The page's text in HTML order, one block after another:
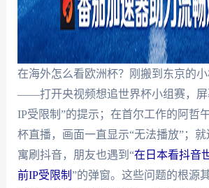
在海外怎么看欧洲杯？刚搬到东京的
——打开央视频想追世界杯小组赛，屏
IP受限制”的提示；在首尔工作的阿哲
杯直播，画面一直显示“无法播放”；
寓刷抖音，朋友也遇到“在日本看抖音
前IP受限制 ”的弹窗。这些问题的根源